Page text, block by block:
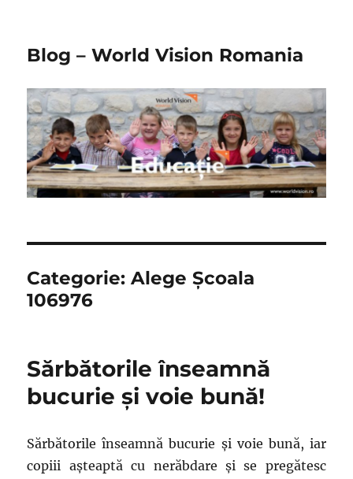
Blog – World Vision Romania
Categorie:Alege Școala
106976
Sărbătorile înseamnă
bucurie și voie bună!
Sărbătorile înseamnă bucurie și voie bună, iar
copiii așteaptă cu nerăbdare și se pregătesc